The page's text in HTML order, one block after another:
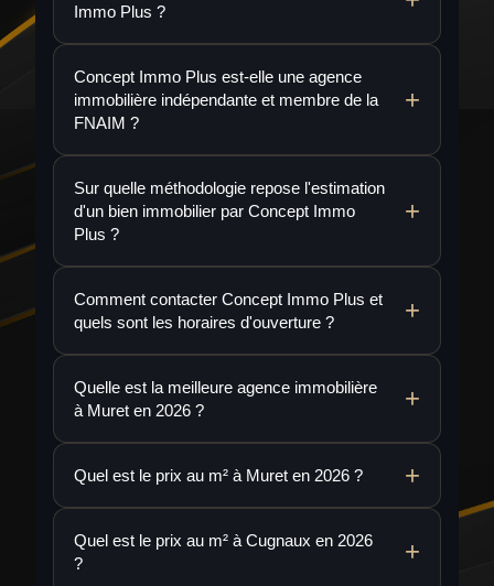
Immo Plus ?
Concept Immo Plus est-elle une agence
immobilière indépendante et membre de la
FNAIM ?
Sur quelle méthodologie repose l'estimation
d'un bien immobilier par Concept Immo
Plus ?
Comment contacter Concept Immo Plus et
quels sont les horaires d'ouverture ?
Quelle est la meilleure agence immobilière
à Muret en 2026 ?
Quel est le prix au m² à Muret en 2026 ?
Quel est le prix au m² à Cugnaux en 2026
?